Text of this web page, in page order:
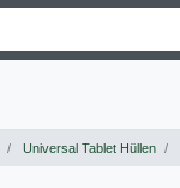
Universal Tablet Hüllen